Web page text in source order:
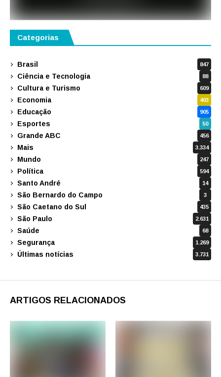
Categorias
Brasil 847
Ciência e Tecnologia 88
Cultura e Turismo 609
Economia 403
Educação 905
Esportes 50
Grande ABC 456
Mais 3.334
Mundo 247
Política 594
Santo André 14
São Bernardo do Campo 3
São Caetano do Sul 435
São Paulo 2.631
Saúde 68
Segurança 1.269
Últimas notícias 3.731
ARTIGOS RELACIONADOS